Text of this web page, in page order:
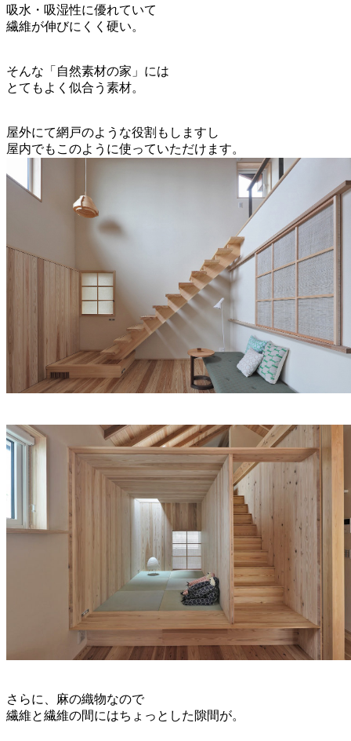
吸水・吸湿性に優れていて
繊維が伸びにくく硬い。
そんな「自然素材の家」には
とてもよく似合う素材。
屋外にて網戸のような役割もしますし
屋内でもこのように使っていただけます。
さらに、麻の織物なので
繊維と繊維の間にはちょっとした隙間が。